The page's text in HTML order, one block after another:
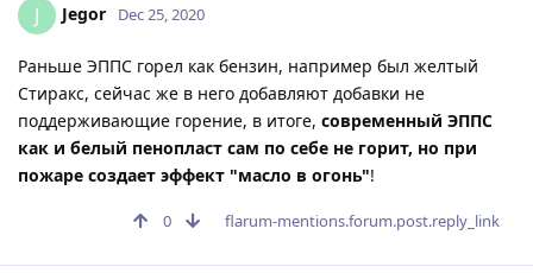
J Jegor Dec 25, 2020
Раньше ЭППС горел как бензин, например был желтый
Стиракс, сейчас же в него добавляют добавки не
поддерживающие горение, в итоге, современный ЭППС
как и белый пенопласт сам по себе не горит, но при
пожаре создает эффект "масло в огонь"!
0 flarum-mentions.forum.post.reply_link